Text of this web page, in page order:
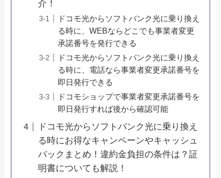
介！
ドコモ光からソフトバンク光に乗り換え
る時に、WEBならどこでも事業者変更
承諾番号を発行できる
ドコモ光からソフトバンク光に乗り換え
る時に、電話なら事業者変更承諾番号を
即日発行できる
ドコモショップで事業者変更承諾番号を
即日発行すれば後から確認可能
ドコモ光からソフトバンク光に乗り換え
る時にお得なキャンペーンやキャッシュ
バックまとめ！違約金負担の条件は？証
明書についても解説！